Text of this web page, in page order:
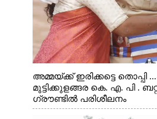
അമ്മയ്ക്ക് ഇരിക്കട്ടെ തൊപ്പി
മുട്ടിക്കുളങ്ങര കെ. എ. പി .
ഗ്രൗണ്ടിൽ പരിശീലനം